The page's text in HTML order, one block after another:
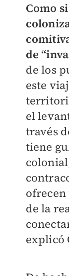
Como
de
de los
este
el
través
tiene
de la
explicó